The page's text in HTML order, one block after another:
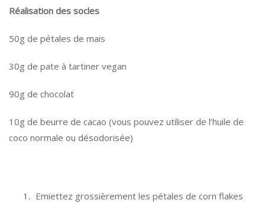
Réalisation des socles
50g de pétales de mais
30g de pate à tartiner vegan
90g de chocolat
10g de beurre de cacao (vous pouvez utiliser de l’huile de
coco normale ou désodorisée)
Emiettez grossièrement les pétales de corn flakes